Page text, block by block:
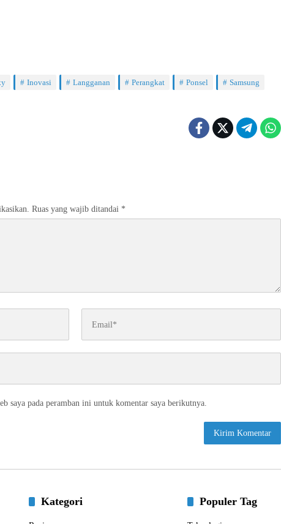
Inovasi Langganan Perangkat Ponsel
Samsung
Ruas yang wajib ditandai *
saya pada peramban ini untuk komentar saya berikutnya.
Kategori Populer Tag